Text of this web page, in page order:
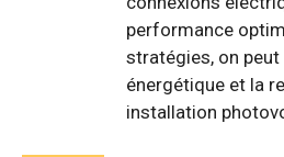
performance
stratégies, on
énergétique et la
installation